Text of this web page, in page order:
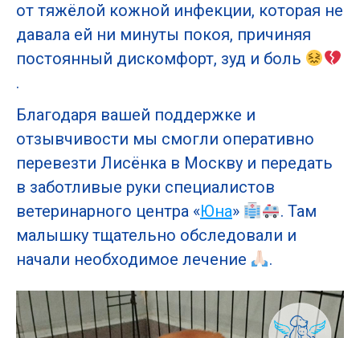
от тяжёлой кожной инфекции, которая не
давала ей ни минуты покоя, причиняя
постоянный дискомфорт, зуд и боль
.
Благодаря вашей поддержке и
отзывчивости мы смогли оперативно
перевезти Лисёнка в Москву и передать
в заботливые руки специалистов
ветеринарного центра «Юна»
. Там
малышку тщательно обследовали и
начали необходимое лечение
.